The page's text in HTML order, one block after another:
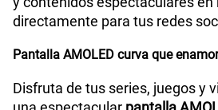
directamente para tus redes
Pantalla AMOLED curva que
Disfruta de tus series, juegos y